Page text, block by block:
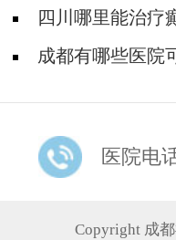
作的原因有那哪些?
四川哪里能治疗
病?成都有哪些医院
医院电
Copyright 成